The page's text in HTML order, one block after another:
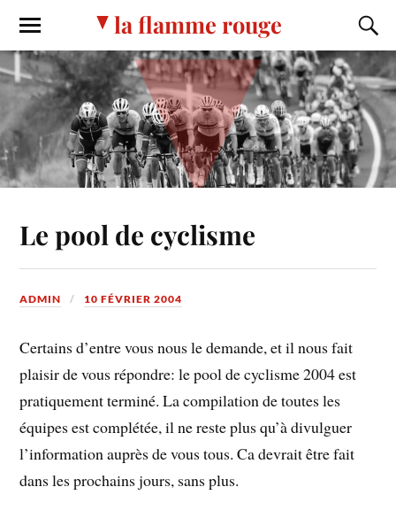
la flamme rouge
Le pool de cyclisme
ADMIN 10 FÉVRIER 2004
Certains d’entre vous nous le demande, et il nous fait
plaisir de vous répondre: le pool de cyclisme 2004 est
pratiquement terminé. La compilation de toutes les
équipes est complétée, il ne reste plus qu’à divulguer
l’information auprès de vous tous. Ca devrait être fait
dans les prochains jours, sans plus.